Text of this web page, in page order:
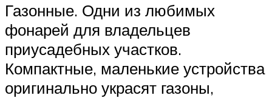
Газонные. Одни из любимых
фонарей для владельцев
приусадебных участков.
Компактные, маленькие устройства
оригинально украсят газоны,